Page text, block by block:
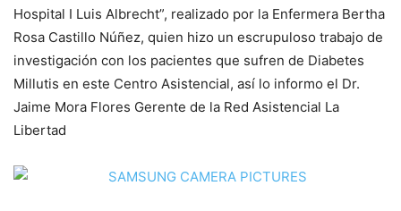
Hospital I Luis Albrecht”, realizado por la Enfermera Bertha
Rosa Castillo Núñez, quien hizo un escrupuloso trabajo de
investigación con los pacientes que sufren de Diabetes
Millutis en este Centro Asistencial, así lo informo el Dr.
Jaime Mora Flores Gerente de la Red Asistencial La
Libertad